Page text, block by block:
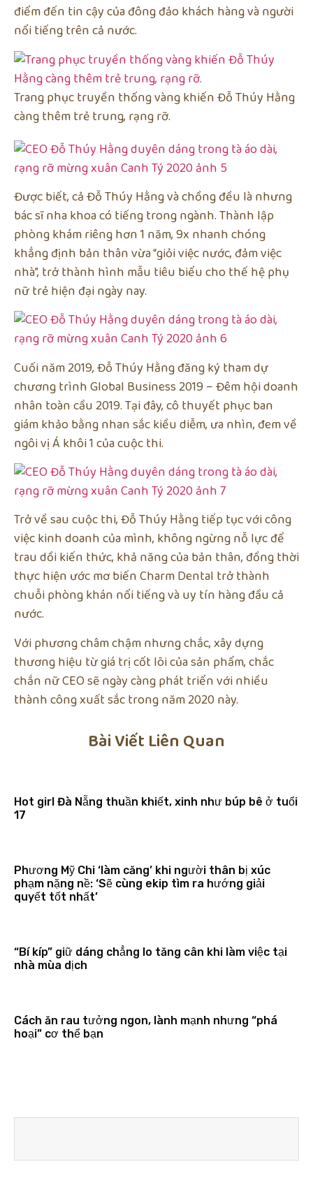
điểm đến tin cậy của đông đảo khách hàng và người
nổi tiếng trên cả nước.
Trang phục truyền thống vàng khiến Đỗ Thúy Hằng
càng thêm trẻ trung, rạng rỡ.
Được biết, cả Đỗ Thúy Hằng và chồng đều là nhưng
bác sĩ nha khoa có tiếng trong ngành. Thành lập
phòng khám riêng hơn 1 năm, 9x nhanh chóng
khẳng định bản thân vừa “giỏi việc nước, đảm việc
nhà”, trở thành hình mẫu tiêu biểu cho thế hệ phụ
nữ trẻ hiện đại ngày nay.
Cuối năm 2019, Đỗ Thúy Hằng đăng ký tham dự
chương trình Global Business 2019 – Đêm hội doanh
nhân toàn cầu 2019. Tại đây, cô thuyết phục ban
giám khảo bằng nhan sắc kiều diễm, ưa nhìn, đem về
ngôi vị Á khôi 1 của cuộc thi.
Trở về sau cuộc thi, Đỗ Thúy Hằng tiếp tục với công
việc kinh doanh của mình, không ngừng nỗ lực để
trau dồi kiến thức, khả năng của bản thân, đồng thời
thực hiện ước mơ biến Charm Dental trở thành
chuỗi phòng khán nổi tiếng và uy tín hàng đầu cả
nước.
Với phương châm chậm nhưng chắc, xây dựng
thương hiệu từ giá trị cốt lõi của sản phẩm, chắc
chắn nữ CEO sẽ ngày càng phát triển với nhiều
thành công xuất sắc trong năm 2020 này.
Bài Viết Liên Quan
Hot girl Đà Nẵng thuần khiết, xinh như búp bê ở tuổi
17
Phương Mỹ Chi ‘làm căng’ khi người thân bị xúc
phạm nặng nề: ‘Sẽ cùng ekip tìm ra hướng giải
quyết tốt nhất’
“Bí kíp” giữ dáng chẳng lo tăng cân khi làm việc tại
nhà mùa dịch
Cách ăn rau tưởng ngon, lành mạnh nhưng “phá
hoại” cơ thể bạn